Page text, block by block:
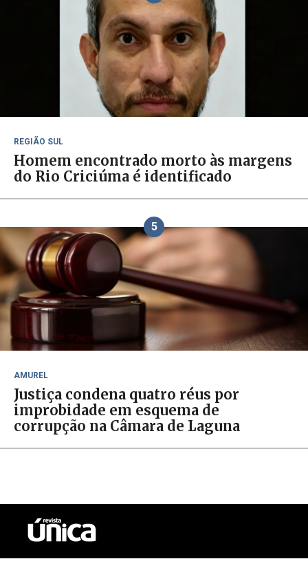
REGIÃO SUL
Homem encontrado morto às margens
do Rio Criciúma é identificado
5
AMUREL
Justiça condena quatro réus por
improbidade em esquema de
corrupção na Câmara de Laguna